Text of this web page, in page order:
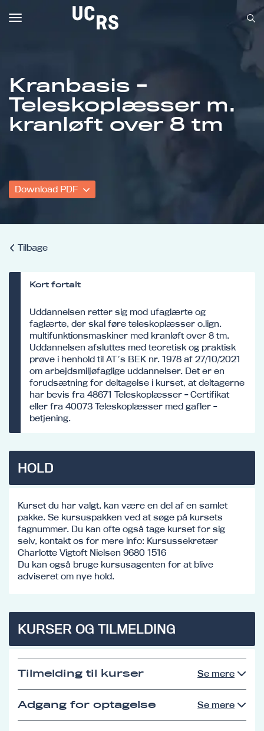
Om UCRS
Bliv faglært
Kranbasis -
Teleskoplæsser m.
kranløft over 8 tm
Download PDF
Tilbage
Kort fortalt
Uddannelsen retter sig mod ufaglærte og
faglærte, der skal føre teleskoplæsser o.lign.
multifunktionsmaskiner med kranløft over 8 tm.
Uddannelsen afsluttes med teoretisk og praktisk
prøve i henhold til AT´s BEK nr. 1978 af 27/10/2021
om arbejdsmiljøfaglige uddannelser. Det er en
forudsætning for deltagelse i kurset, at deltagerne
har bevis fra 48671 Teleskoplæsser - Certifikat
eller fra 40073 Teleskoplæsser med gafler -
betjening.
HOLD
Kurset du har valgt, kan være en del af en samlet
pakke. Se kursuspakken ved at søge på kursets
fagnummer. Du kan ofte også tage kurset for sig
selv, kontakt os for mere info: Kursussekretær
Charlotte Vigtoft Nielsen 9680 1516
Du kan også bruge kursusagenten for at blive
adviseret om nye hold.
KURSER OG TILMELDING
Tilmelding til kurser Se mere
Adgang for optagelse Se mere